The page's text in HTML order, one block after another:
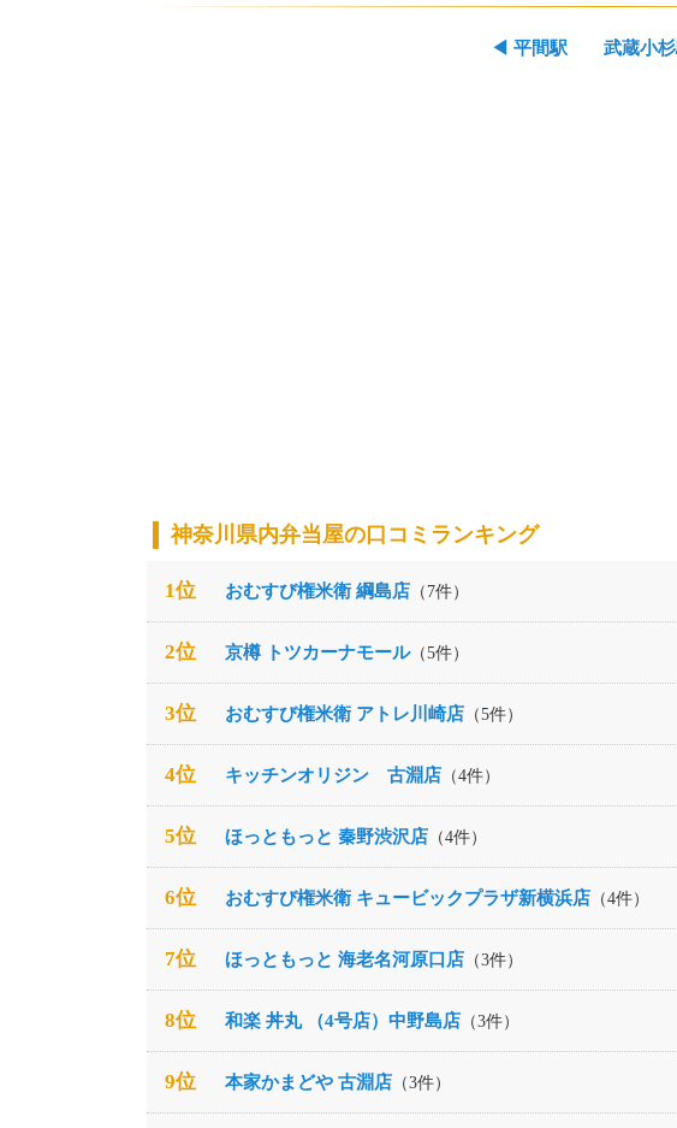
◀ 平間駅 武蔵小
神奈川県内弁当屋の口コミランキング
1位 おむすび権米衛 綱島店 （7件）
2位 京樽 トツカーナモール（5件）
3位 おむすび権米衛 アトレ川崎店 （5件）
4位 キッチンオリジン 古淵店 （4件）
5位 ほっともっと 秦野渋沢店 （4件）
6位 おむすび権米衛 キュービックプラザ新横浜店 （4件）
7位 ほっともっと 海老名河原口店 （3件）
8位 和楽 丼丸 （4号店）中野島店 （3件）
9位 本家かまどや 古淵店 （3件）